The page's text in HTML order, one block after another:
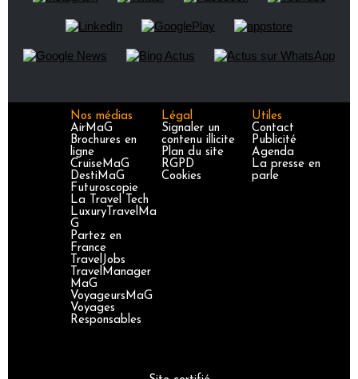
Nos médias
AirMaG
Brochures en
ligne
CruiseMaG
DestiMaG
Futuroscopie
La Travel Tech
LuxuryTravelMa
G
Partez en
France
TravelJobs
TravelManager
MaG
VoyageursMaG
Voyages
Responsables
Légal
Signaler un
contenu illicite
Plan du site
RGPD
Cookies
Utiles
Contact
Publicité
Agenda
La presse en
parle